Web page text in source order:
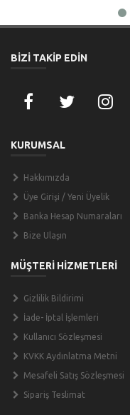
BİZİ TAKİP EDİN
KURUMSAL
Hakkımızda
Üye Girişi / Yeni Üyelik
Banka Hesap Numaraları
Bize Ulaşın
MÜŞTERİ HİZMETLERİ
Gizlilik Bildirimi
İade- İptal İşlemleri
Kullanıcı Sözleşmesi
KVKK Aydınlatma Metni
Mesafeli Satış Sözleşmesi
Sipariş Teslimat